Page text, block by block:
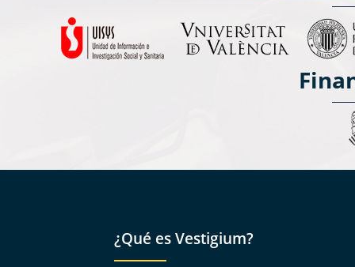
¿Qué es Vestigium?